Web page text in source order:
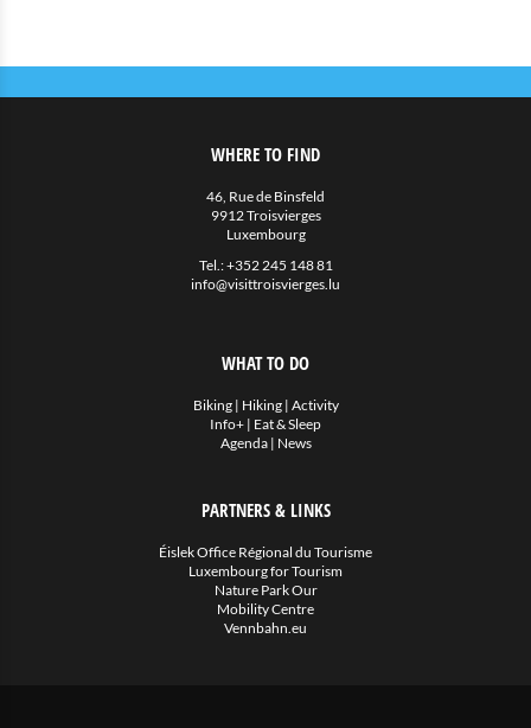
WHERE TO FIND
46, Rue de Binsfeld
9912 Troisvierges
Luxembourg
Tel.:+352 245 148 81
info@visittroisvierges.lu
WHAT TO DO
Biking| Hiking| Activity
Info+ | Eat & Sleep
Agenda| News
PARTNERS & LINKS
Éislek Office Régional du Tourisme
Luxembourg for Tourism
Nature Park Our
Mobility Centre
Vennbahn.eu